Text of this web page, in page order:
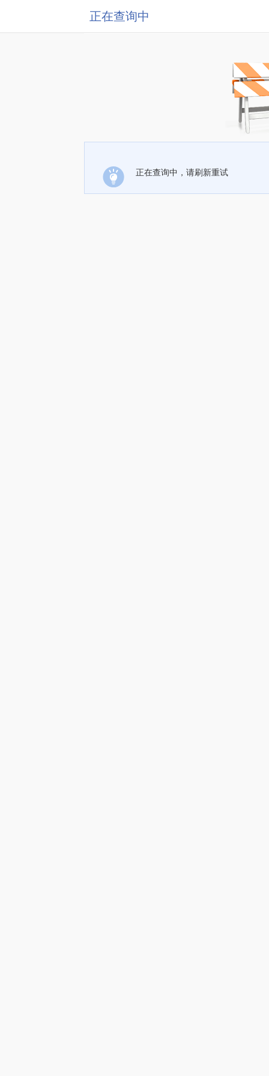
正在查询中
正在查询中，请刷新重试